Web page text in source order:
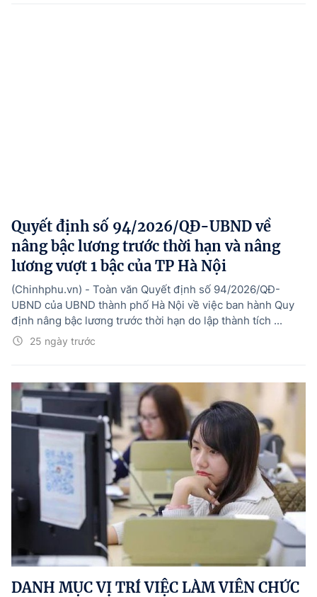
Quyết định số 94/2026/QĐ-UBND về
nâng bậc lương trước thời hạn và nâng
lương vượt 1 bậc của TP Hà Nội
25 ngày trước
(Chinhphu.vn) - Toàn văn Quyết định số 94/2026/QĐ-
UBND của UBND thành phố Hà Nội về việc ban hành Quy
định nâng bậc lương trước thời hạn do lập thành tích ...
DANH MỤC VỊ TRÍ VIỆC LÀM VIÊN CHỨC